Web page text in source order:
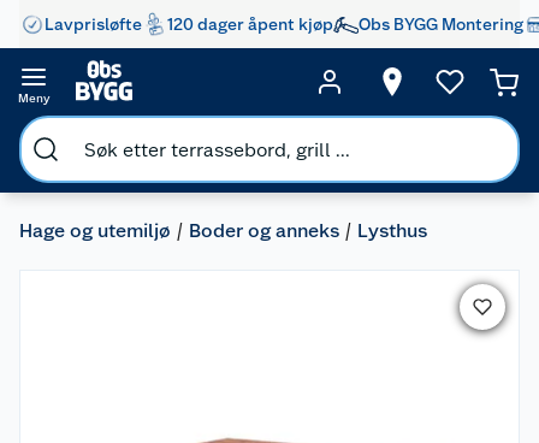
Lavprisløfte 120 dager åpent kjøp Obs BYGG Montering
Meny
Hage og utemiljø Boder og anneks Lysthus